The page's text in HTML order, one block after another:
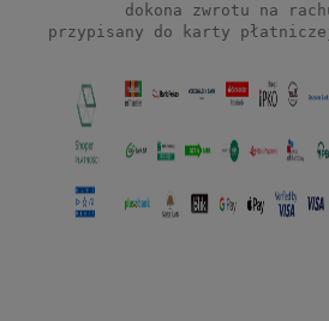
dokona zwrotu na
przypisany do karty płatniczej